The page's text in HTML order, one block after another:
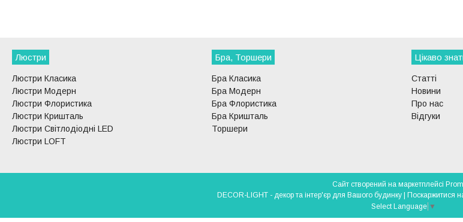
Люстри
Люстри Класика
Люстри Модерн
Люстри Флористика
Люстри Кришталь
Люстри Світлодіодні LED
Люстри LOFT
Бра, Торшери
Бра Класика
Бра Модерн
Бра Флористика
Бра Кришталь
Торшери
Цікаво
Статті
Новини
Про нас
Відгуки
Сайт створений на маркетплейсі
Поскаржитися
Select Language ▼